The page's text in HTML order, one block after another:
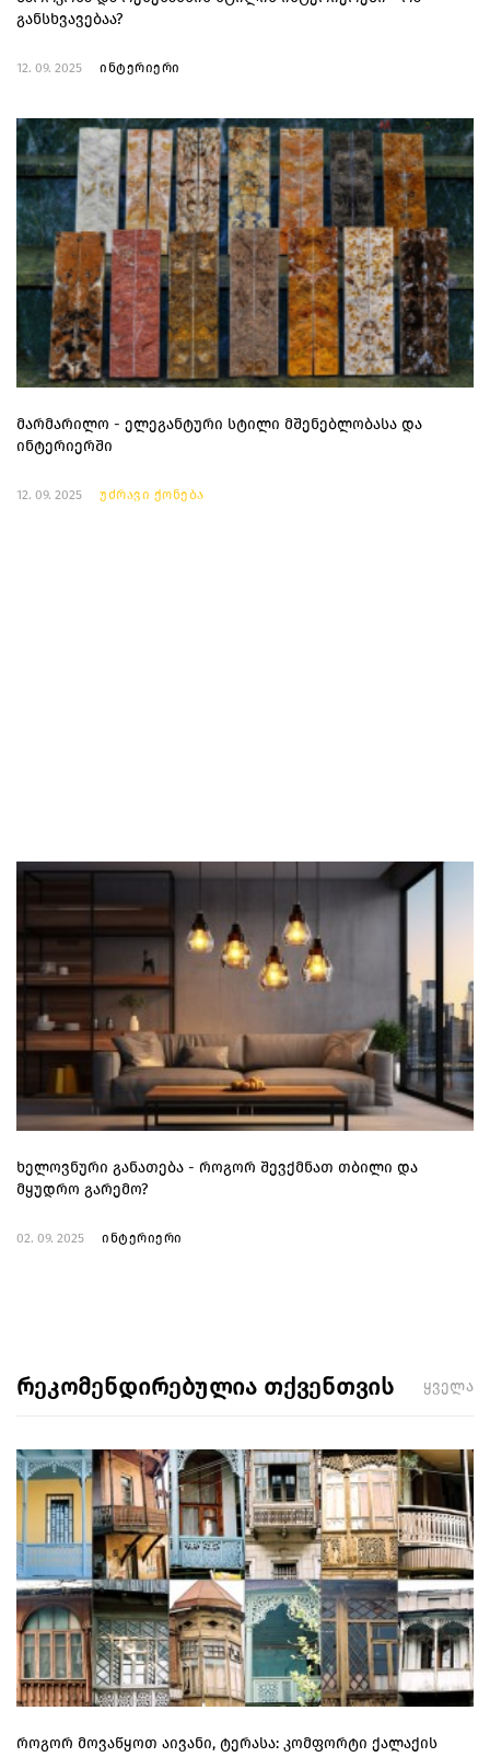
განსხვავებაა?
12. 09. 2025 ინტერიერი
მარმარილო - ელეგანტური სტილი მშენებლობასა და
ინტერიერში
12. 09. 2025 უძრავი ქონება
ხელოვნური განათება - როგორ შევქმნათ თბილი და
მყუდრო გარემო?
02. 09. 2025 ინტერიერი
რეკომენდირებულია თქვენთვის ყველა
როგორ მოვაწყოთ აივანი, ტერასა: კომფორტი ქალაქის